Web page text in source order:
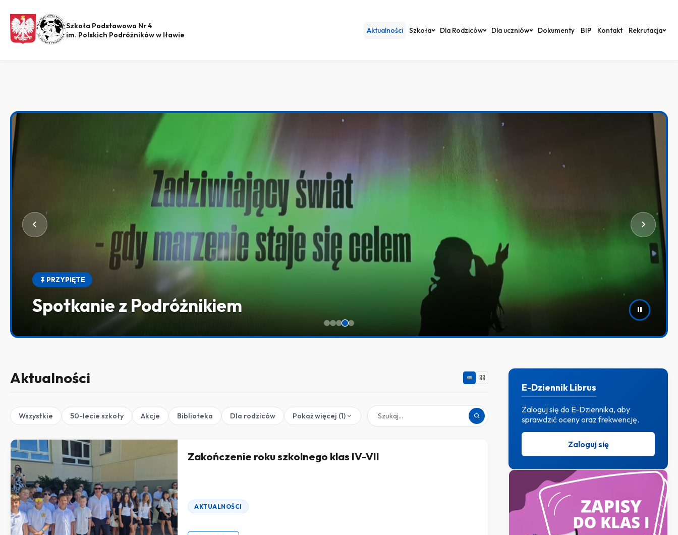
Szkoła Podstawowa Nr 4
im. Polskich Podróżników w Iławie
Aktualności Szkoła Dla Rodziców Dla uczniów Dokumenty BIP Kontakt Rekrutacja
PRZYPIĘTE
Aplikacja „Czwórka Iława” – bądź na bieżąco z życiem naszej szkoły!
Aktualności
Wszystkie 50-lecie szkoły Akcje Biblioteka Dla rodziców Pokaż więcej (1)
Zakończenie roku szkolnego klas IV-VII
AKTUALNOŚCI
E-Dziennik Librus
Zaloguj się do E-Dziennika, aby
sprawdzić oceny oraz frekwencję.
Zaloguj się